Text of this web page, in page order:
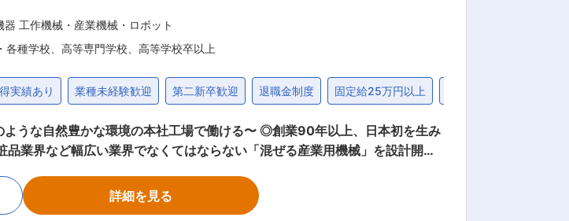
工作機械・産業機械・ロボット
種学校、高等専門学校、高等学校卒以上
実績あり 業種未経験歓迎 第二新卒歓迎 退職金制度 固定給25万円以上
うな自然豊かな環境の本社工場で働ける〜 ◎創業90年以上、日本初を生み
業界など幅広い業界でなくてはならない「混ぜる産業用機械」を設計開発
ルのような本社・工場！ ■職務内容 当社の機器設計課に
業用攪拌機の機械設計業務を行っていただきます。 ●具体的には… 製品カタ
詳細を見る